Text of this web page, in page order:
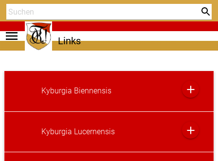
menu Links
Kyburgia Biennensis add
Kyburgia Lucernensis add